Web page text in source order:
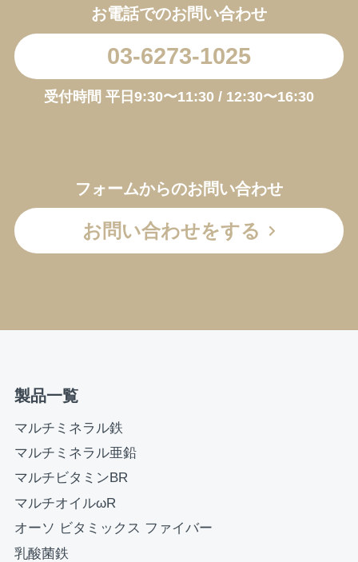
お買い物を続ける
お電話でのお問い合わせ
03-6273-1025
受付時間 平日9:30〜11:30 / 12:30〜16:30
フォームからのお問い合わせ
お問い合わせをする
製品一覧
マルチミネラル鉄
マルチミネラル亜鉛
マルチビタミンBR
マルチオイルωR
オーソ ビタミックス ファイバー
乳酸菌鉄